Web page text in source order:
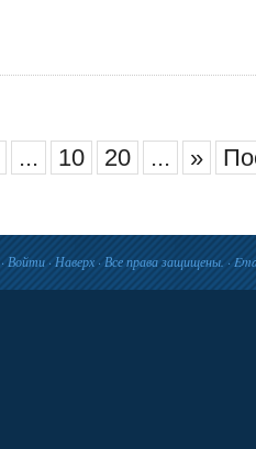
... 10 20 ... »
·Войти·Наверх · Все права защищены. ·